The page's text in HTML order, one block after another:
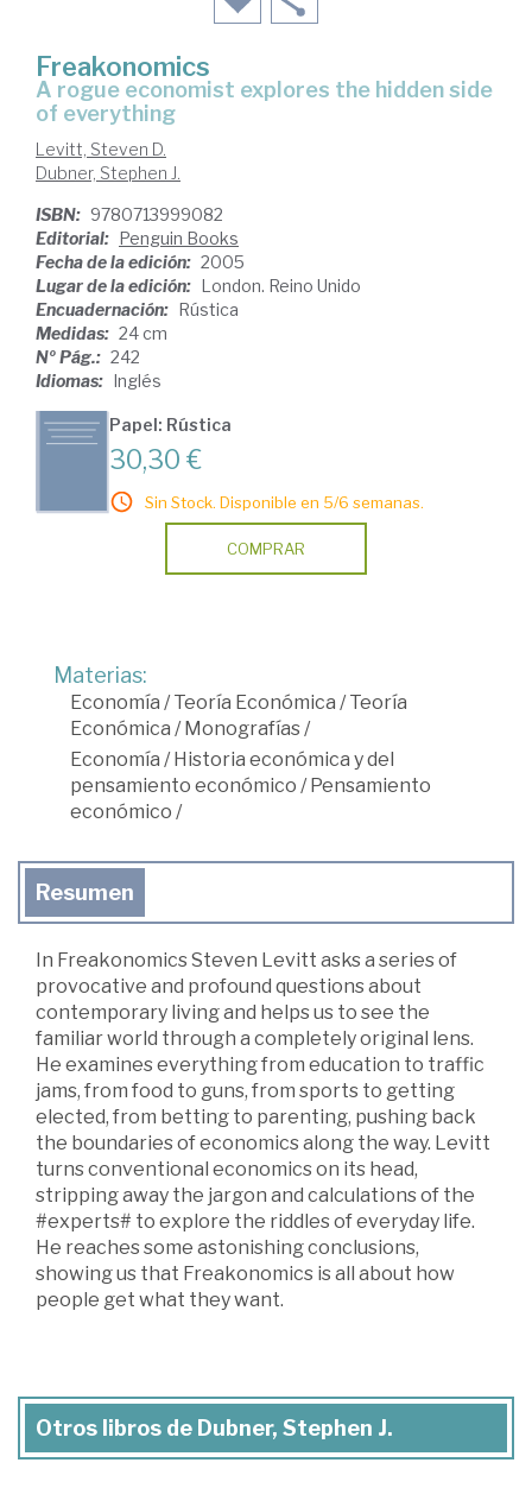
Freakonomics
a rogue economist explores the hidden side
of everything
Levitt, Steven D.
Dubner, Stephen J.
ISBN: 9780713999082
Editorial: Penguin Books
Fecha de la edición: 2005
Lugar de la edición: London. Reino Unido
Encuadernación: Rústica
Medidas: 24 cm
Nº Pág.: 242
Idiomas: Inglés
Papel: Rústica
30,30 €
Sin Stock. Disponible en 5/6 semanas.
COMPRAR
Materias:
Economía /Teoría Económica /Teoría
Económica /Monografías/
Economía /Historia económica y del
pensamiento económico /Pensamiento
económico /
Resumen
In Freakonomics Steven Levitt asks a series of
provocative and profound questions about
contemporary living and helps us to see the
familiar world through a completely original lens.
He examines everything from education to traffic
jams, from food to guns, from sports to getting
elected, from betting to parenting, pushing back
the boundaries of economics along the way. Levitt
turns conventional economics on its head,
stripping away the jargon and calculations of the
#experts# to explore the riddles of everyday life.
He reaches some astonishing conclusions,
showing us that Freakonomics is all about how
people get what they want.
Otros libros de Dubner, Stephen J.